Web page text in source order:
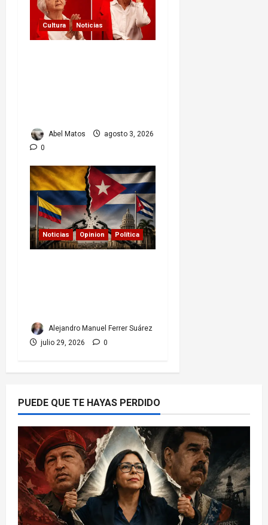
Cultura Noticias
Abel Matos
agosto 3, 2026
0
Noticias Opinion Política
Alejandro Manuel Ferrer Suárez
julio 29, 2026
0
PUEDE QUE TE HAYAS PERDIDO